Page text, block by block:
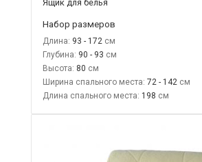
Ящик для белья
Набор размеров
Длина: 93 - 172
Глубина: 90 - 93
Высота: 80
Ширина спального места: 72 - 142
Длина спального места: 198